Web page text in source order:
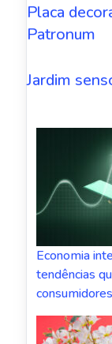
Placa
Patronum
Jardim
Economia
tendências
consumidores